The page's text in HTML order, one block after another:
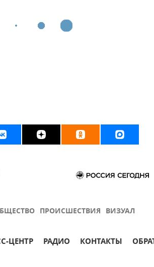
ПРОИСШЕСТВИЯ ВИЗУАЛ
ЦЕНТР РАДИО КОНТАКТЫ